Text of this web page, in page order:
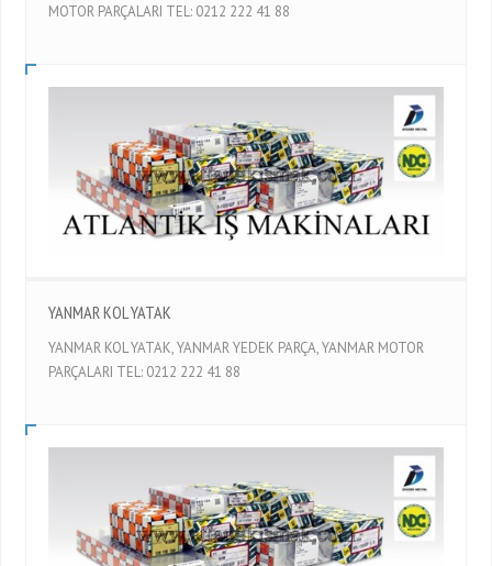
MOTOR PARÇALARI TEL: 0212 222 41 88
YANMAR KOL YATAK
YANMAR KOL YATAK, YANMAR YEDEK PARÇA, YANMAR MOTOR
PARÇALARI TEL: 0212 222 41 88